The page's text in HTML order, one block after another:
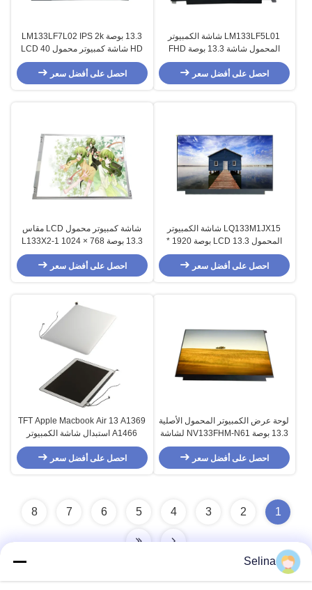
LM133LF5L01 شاشة الكمبيوتر
المحمول شاشة 13.3 بوصة FHD
1920X1080 FFS IPS LED LCD
شاشة كمبيوتر محمول
احصل على أفضل سعر
13.3 بوصة LM133LF7L02 IPS 2k
HD شاشة كمبيوتر محمول LCD 40
دبابيس 60 هرتز لوحة عرض LCD
احصل على أفضل سعر
LQ133M1JX15 شاشة الكمبيوتر
المحمول LCD 13.3 بوصة 1920 *
1080 لوحة IPS TFT شاشة LCD مع
اللمس
احصل على أفضل سعر
شاشة كمبيوتر محمول LCD مقاس
13.3 بوصة L133X2-1 1024 × 768
XGA 96PPI قرار LVDS 20 دبابيس
موصل
احصل على أفضل سعر
لوحة عرض الكمبيوتر المحمول الأصلية
13.3 بوصة NV133FHM-N61 لشاشة
الكمبيوتر المحمول Dell Inspiron 13
5368
احصل على أفضل سعر
TFT Apple Macbook Air 13 A1369
A1466 استبدال شاشة الكمبيوتر
المحمول LCD
احصل على أفضل سعر
1
2
3
4
5
6
7
8
Selina